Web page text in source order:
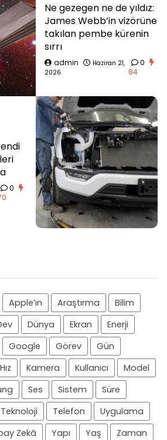
Ne gezegen ne de yıldız:
James Webb’in vizörüne
takılan pembe kürenin
sırrı
admin
Haziran 21,
2026
0
84
0
Apple’ın Araştırma
Bilim
Dünya Ekran
Enerji
Google Görev
Gün
Hız Kamera Kullanıcı
Model
Ses Sistem
Süre
Teknoloji Telefon
Uygulama
Zekâ Yapı Yaş
Zaman